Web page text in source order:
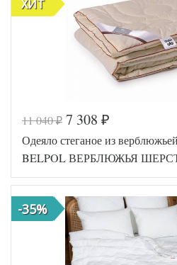
Производитель Belpol (Россия)
Код товара
Артикул
ОТСбп30-20
20
Длина
(евро)
Сезонность
Теплое
Наполнитель
Термофайбер
Ткань
Сатин
Производитель
Belpol
(Россия)
ХИТ
11 040₽ 7 308 ₽
Одеяло стеганое из
BELPOL ВЕРБЛЮЖЬЯ
-35%